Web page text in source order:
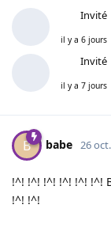
Invité
il y a 6 jours
Invité
il y a 7 jours
B babe 26
!^! !^! !^! !^! !^! !^!
!^! !^!